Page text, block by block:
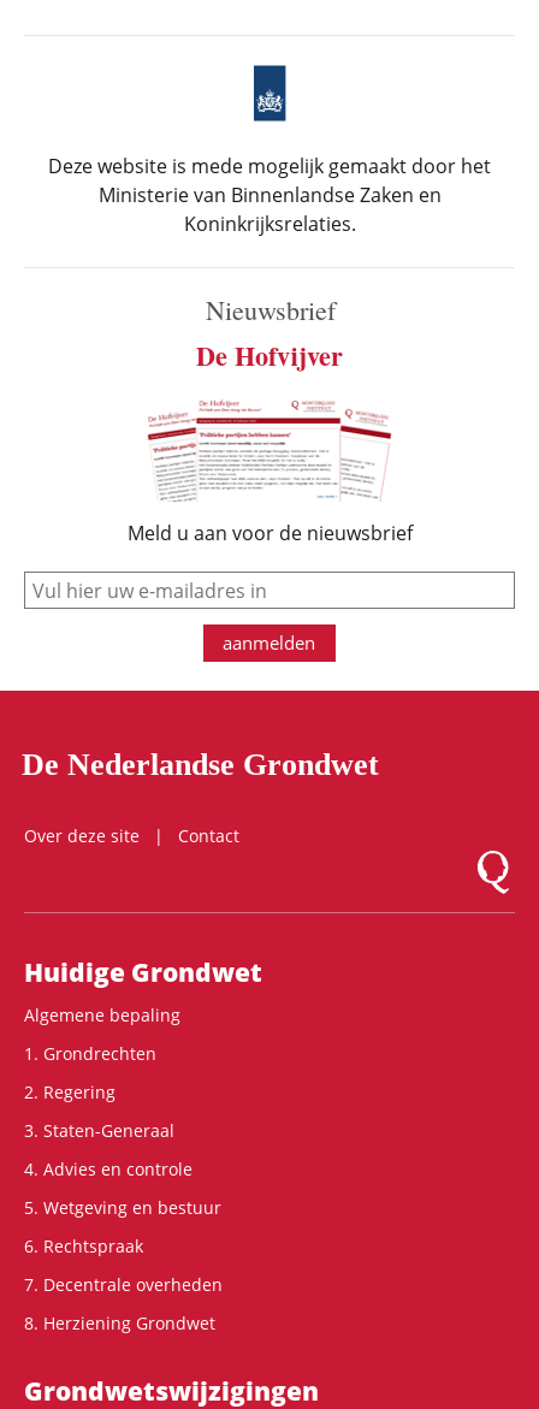
Deze website is mede mogelijk gemaakt door het
Ministerie van Binnenlandse Zaken en
Koninkrijksrelaties.
Nieuwsbrief
De Hofvijver
Meld u aan voor de nieuwsbrief
e-mail
aanmelden
De Nederlandse Grondwet
Over deze site
Contact
Logo
Hoofdnavigatie
Huidige Grondwet
Algemene bepaling
1. Grondrechten
2. Regering
3. Staten-Generaal
4. Advies en controle
5. Wetgeving en bestuur
6. Rechtspraak
7. Decentrale overheden
8. Herziening Grondwet
Grondwets­wijzigingen